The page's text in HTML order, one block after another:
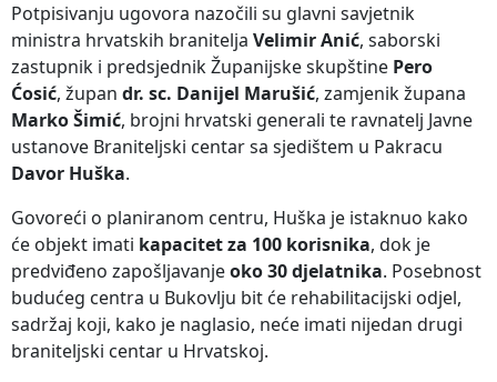
Potpisivanju ugovora nazočili su glavni savjetnik
ministra hrvatskih branitelja Velimir Anić, saborski
zastupnik i predsjednik Županijske skupštine Pero
Ćosić, župan dr. sc. Danijel Marušić, zamjenik župana
Marko Šimić, brojni hrvatski generali te ravnatelj Javne
ustanove Braniteljski centar sa sjedištem u Pakracu
Davor Huška.
Govoreći o planiranom centru, Huška je istaknuo kako
će objekt imati kapacitet za 100 korisnika, dok je
predviđeno zapošljavanjeoko 30 djelatnika. Posebnost
budućeg centra u Bukovlju bit će rehabilitacijski odjel,
sadržaj koji, kako je naglasio, neće imati nijedan drugi
braniteljski centar u Hrvatskoj.